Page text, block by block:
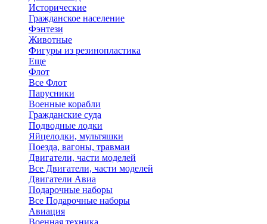
Исторические
Гражданское население
Фэнтези
Животные
Фигуры из резинопластика
Еще
Флот
Все Флот
Парусники
Военные корабли
Гражданские суда
Подводные лодки
Яйцелодки, мультяшки
Поезда, вагоны, травмаи
Двигатели, части моделей
Все Двигатели, части моделей
Двигатели Авиа
Подарочные наборы
Все Подарочные наборы
Авиация
Военная техника